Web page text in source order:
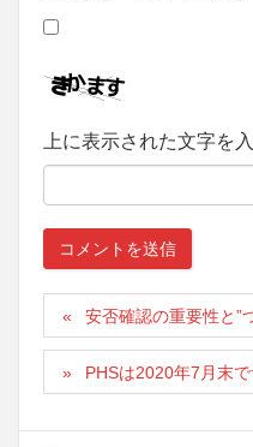
上に表示された文字を
安否確認の重要性と”
PHSは2020年7月末